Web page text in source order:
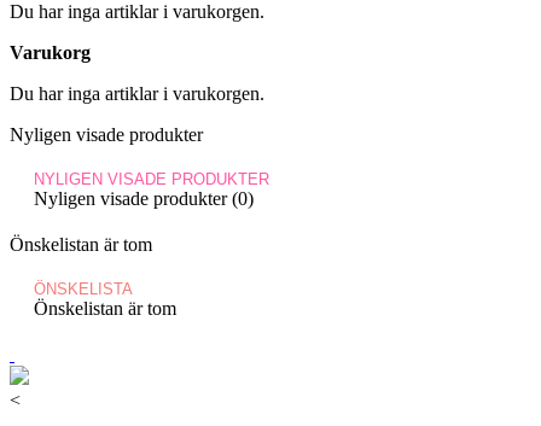
Du har inga artiklar i varukorgen.
Varukorg
Du har inga artiklar i varukorgen.
Nyligen visade produkter
NYLIGEN VISADE PRODUKTER
Nyligen visade produkter (0)
Önskelistan är tom
ÖNSKELISTA
Önskelistan är tom
<